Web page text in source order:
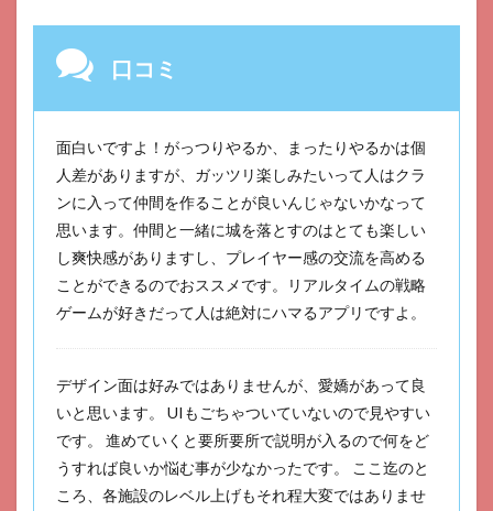
口コミ
面白いですよ！がっつりやるか、まったりやるかは個
人差がありますが、ガッツリ楽しみたいって人はクラ
ンに入って仲間を作ることが良いんじゃないかなって
思います。仲間と一緒に城を落とすのはとても楽しい
し爽快感がありますし、プレイヤー感の交流を高める
ことができるのでおススメです。リアルタイムの戦略
ゲームが好きだって人は絶対にハマるアプリですよ。
デザイン面は好みではありませんが、愛嬌があって良
いと思います。 UIもごちゃついていないので見やすい
です。 進めていくと要所要所で説明が入るので何をど
うすれば良いか悩む事が少なかったです。 ここ迄のと
ころ、各施設のレベル上げもそれ程大変ではありませ